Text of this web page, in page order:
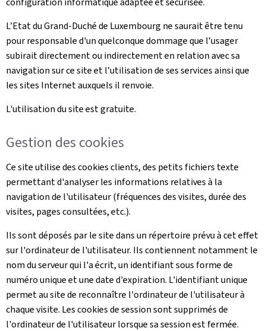
L’Etat du Grand-Duché de Luxembourg ne saurait être tenu
pour responsable d'un quelconque dommage que l’usager
subirait directement ou indirectement en relation avec sa
navigation sur ce site et l’utilisation de ses services ainsi que
les sites Internet auxquels il renvoie.
L'utilisation du site est gratuite.
Gestion des cookies
Ce site utilise des cookies clients, des petits fichiers texte
permettant d'analyser les informations relatives à la
navigation de l'utilisateur (fréquences des visites, durée des
visites, pages consultées, etc.).
Ils sont déposés par le site dans un répertoire prévu à cet effet
sur l'ordinateur de l'utilisateur. Ils contiennent notamment le
nom du serveur qui l'a écrit, un identifiant sous forme de
numéro unique et une date d'expiration. L'identifiant unique
permet au site de reconnaître l'ordinateur de l'utilisateur à
chaque visite. Les cookies de session sont supprimés de
l'ordinateur de l'utilisateur lorsque sa session est fermée.